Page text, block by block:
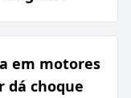
em motores
dá choque